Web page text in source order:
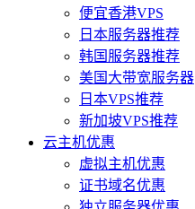
便宜香港VPS
日本服务器推荐
韩国服务器推荐
美国大带宽服务器
日本VPS推荐
新加坡VPS推荐
云主机优惠
虚拟主机优惠
证书域名优惠